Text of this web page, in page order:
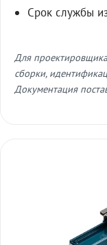
Срок службы
Для
сборки,
Документация